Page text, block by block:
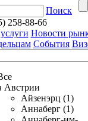
Поиск
258-88-66
Новости
События
Австрии
Айзенэрц (1)
Аннаберг (1)